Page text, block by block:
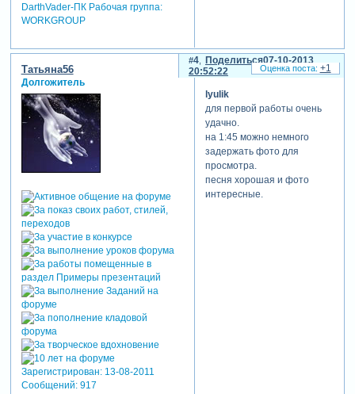
DarthVader-ПК Рабочая группа:
WORKGROUP
Поделиться
4
07-10-2013
20:52:22
Татьяна56
Долгожитель
Зарегистрирован: 13-08-2011
Сообщений:917
lyulik
для первой работы очень
удачно.
на 1:45 можно немного
задержать фото для
просмотра.
песня хорошая и фото
интересные.
+1